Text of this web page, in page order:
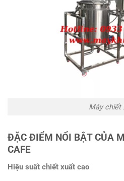
Máy chiết
ĐẶC ĐIỂM NỔI BẬT CỦA
CAFE
Hiệu suất chiết xuất cao